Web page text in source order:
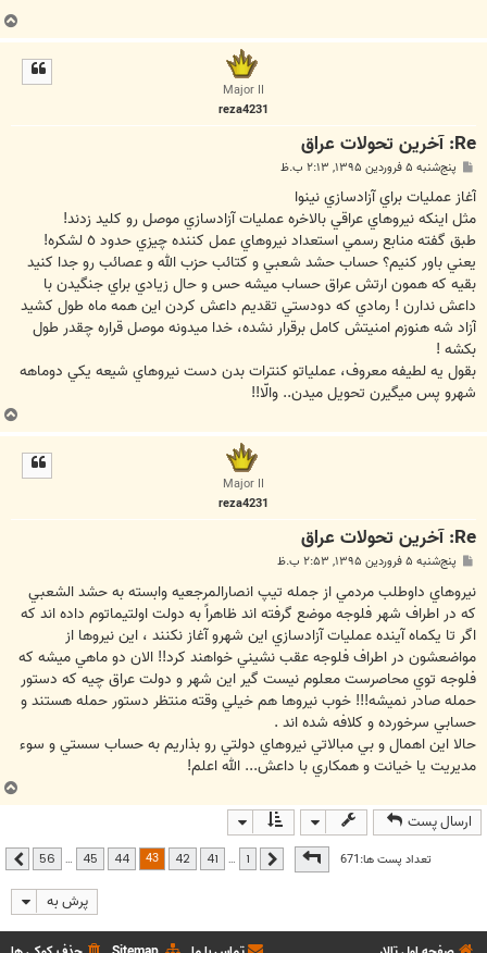
ب
ا
Major II
reza4231
Re: آخرین تحولات عراق
پ
ت
پنج‌شنبه ۵ فروردین ۱۳۹۵, ۲:۱۳ ب.ظ
آغاز عمليات براي آزادسازي نينوا
مثل اينكه نيروهاي عراقي بالاخره عمليات آزادسازي موصل رو كليد زدند!
طبق گفته منابع رسمي استعداد نيروهاي عمل كننده چيزي حدود ٥ لشكره!
يعني باور كنيم؟ حساب حشد شعبي و كتائب حزب الله و عصائب رو جدا كنيد
بقيه كه همون ارتش عراق حساب ميشه حس و حال زيادي براي جنگيدن با
داعش ندارن ! رمادي كه دودستي تقديم داعش كردن اين همه ماه طول كشيد
آزاد شه هنوزم امنيتش كامل برقرار نشده، خدا ميدونه موصل قراره چقدر طول
بكشه !
بقول يه لطيفه معروف، عملياتو كنترات بدن دست نيروهاي شيعه يكي دوماهه
شهرو پس ميگيرن تحويل ميدن.. والّا!!
ب
ا
Major II
reza4231
Re: آخرین تحولات عراق
پ
ت
پنج‌شنبه ۵ فروردین ۱۳۹۵, ۲:۵۳ ب.ظ
نيروهاي داوطلب مردمي از جمله تيپ انصارالمرجعيه وابسته به حشد الشعبي
كه در اطراف شهر فلوجه موضع گرفته اند ظاهراً به دولت اولتيماتوم داده اند كه
اگر تا يكماه آينده عمليات آزادسازي اين شهرو آغاز نكنند ، اين نيروها از
مواضعشون در اطراف فلوجه عقب نشيني خواهند كرد!! الان دو ماهي ميشه كه
فلوجه توي محاصرست معلوم نيست گير اين شهر و دولت عراق چيه كه دستور
حمله صادر نميشه!!! خوب نيروها هم خيلي وقته منتظر دستور حمله هستند و
حسابي سرخورده و كلافه شده اند .
حالا اين اهمال و بي مبالاتي نيروهاي دولتي رو بذاريم به حساب سستي و سوء
مديريت يا خيانت و همكاري با داعش... الله اعلم!
ب
ا
ارسال پست
تعداد پست ها:671
صفحه43 از56 قبلی …
41
42
43
44
45
…
56 بعدی
پرش به